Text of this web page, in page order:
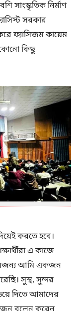
সাংস্কৃতিক নির্মাণ
সরকার
ফ্যাসিজম কায়েম
কিছু
করতে হবে।
এ কাজে
আমি একজন
সুস্থ, সুন্দর
দিতে আমাদের